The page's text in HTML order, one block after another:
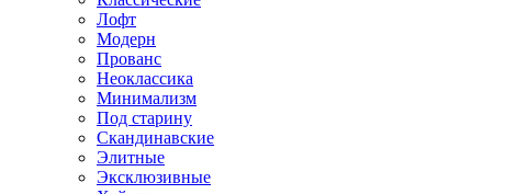
Лофт
Модерн
Прованс
Неоклассика
Минимализм
Под старину
Скандинавские
Элитные
Эксклюзивные